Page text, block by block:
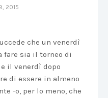
2015
che un venerdì
fare sia il torneo di
il venerdì dopo
di essere in almeno
-o, per lo meno, che